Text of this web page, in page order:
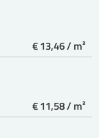
€ 13,46 / m²
€ 11,58 / m²